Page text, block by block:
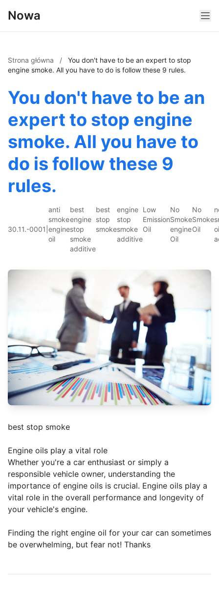
Nowa
Strona główna /
You don't have to be an expert to stop
engine smoke. All you have to do is follow these 9 rules.
You don't have to be an
expert to stop engine
smoke. All you have to
do is follow these 9
rules.
30.11.-0001
anti
smoke
engine
oil
best
engine
stop
smoke
additive
best
stop
smoke
engine
stop
smoke
additive
Low
Emission
Oil
No
Smoke
engine
Oil
No
Smoke
Oil
best stop smoke
Engine oils play a vital role
Whether you're a car enthusiast or simply a
responsible vehicle owner, understanding the
importance of engine oils is crucial. Engine oils play a
vital role in the overall performance and longevity of
your vehicle's engine.
Finding the right engine oil for your car can sometimes
be overwhelming, but fear not! Thanks